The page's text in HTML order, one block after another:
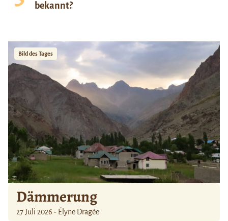
bekannt?
Bild des Tages
Dämmerung
27 Juli 2026 - Élyne Dragée